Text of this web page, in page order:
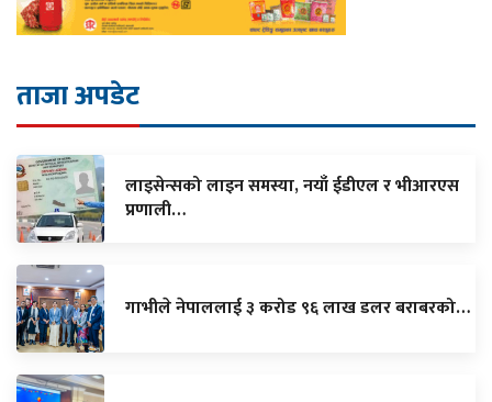
ताजा अपडेट
लाइसेन्सको लाइन समस्या, नयाँ ईडीएल र भीआरएस
प्रणाली…
गाभीले नेपाललाई ३ करोड ९६ लाख डलर बराबरको…